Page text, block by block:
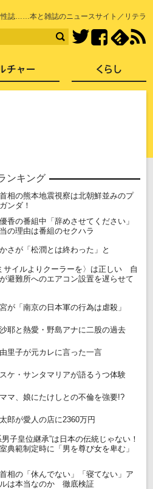
誌……本と雑誌のニュースサイト／リテラ
TwitterFacebook
ンキング
相の熊本地震視察は北朝鮮並みのプ
ンダ！
香の番組中「辞めさせてください」
の理由は番組のセクハラ
さが「松潤とは終わった」と
サイルよりクーラーを〉は正しい 自
避難所へのエアコン設置を遅らせて
が「南京の日本軍の行為は虐殺」
耶と熱愛・野島アナに二股の過去
里子が元カレに言った一言
ケ・サンタマリアが語るうつ体験
マ、娘にたけしとの不倫を強要!?
郎が愛人の店に2360万円
男子皇位継承”は日本の伝統じゃない！
室典範制定時に「男を尊び女を卑む」
相の「休んでない」「寝てない」ア
は本当なのか 徹底検証
社会